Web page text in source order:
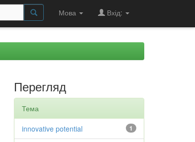
Мова Вхід:
Перегляд
Тема
1
innovative potential